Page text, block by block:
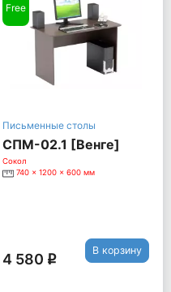
Free
Письменные столы
СПМ-02.1 [Венге]
Сокол
740 x 1200 x 600 мм
4 580 q
В корзину